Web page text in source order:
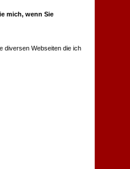
mich, wenn Sie
diversen Webseiten die ich